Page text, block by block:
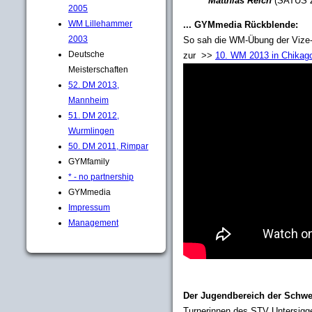
2005
WM Lillehammer
2003
Deutsche
Meisterschaften
52. DM 2013,
Mannheim
51. DM 2012,
Wurmlingen
50. DM 2011, Rimpar
GYMfamily
* - no partnership
GYMmedia
Impressum
Management
... GYMmedia Rückblende:
So sah die WM-Übung der
zur >> 10. WM 2013 in
Der Jugendbereich der